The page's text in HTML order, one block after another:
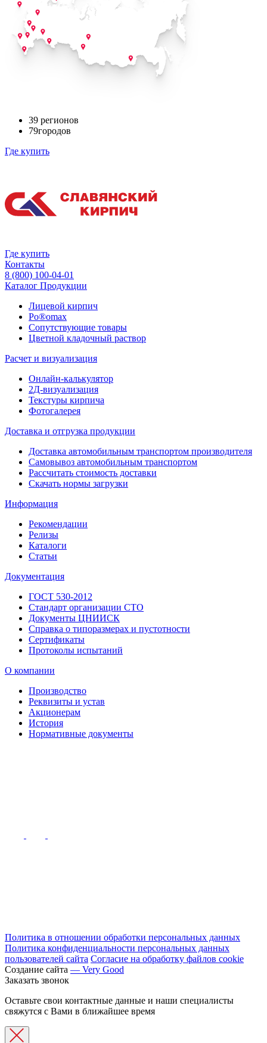
39 регионов
79городов
Где купить
Где купить
Контакты
8 (800) 100-04-01
Каталог Продукции
Лицевой кирпич
Po®omax
Сопутствующие товары
Цветной кладочный раствор
Расчет и визуализация
Онлайн-калькулятор
2Д-визуализация
Текстуры кирпича
Фотогалерея
Доставка и отгрузка продукции
Доставка автомобильным транспортом производителя
Самовывоз автомобильным транспортом
Рассчитать стоимость доставки
Скачать нормы загрузки
Информация
Рекомендации
Релизы
Каталоги
Статьи
Документация
ГОСТ 530-2012
Стандарт организации СТО
Документы ЦНИИСК
Справка о типоразмерах и пустотности
Сертификаты
Протоколы испытаний
О компании
Производство
Реквизиты и устав
Акционерам
История
Нормативные документы
Политика в отношении обработки персональных данных
Политика конфиденциальности персональных данных
пользователей сайта Согласие на обработку файлов cookie
Создание сайта — Very Good
Заказать звонок
Оставьте свои контактные данные и наши специалисты
свяжутся с Вами в ближайшее время